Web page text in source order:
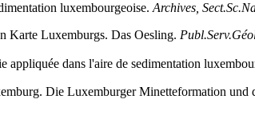
luxembourgeoise. Archives,
Karte Luxemburgs. Das Oesling.
appliquée dans l'aire de sedimentation
Die Luxemburger Minetteformation und